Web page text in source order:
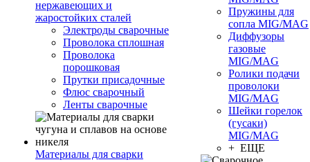
нержавеющих и
жаростойких сталей
Электроды сварочные
Проволока сплошная
Проволока
порошковая
Прутки присадочные
Флюс сварочный
Ленты сварочные
Материалы для сварки
Пружины для
сопла MIG/MAG
Диффузоры
газовые
MIG/MAG
Ролики подачи
проволоки
MIG/MAG
Шейки горелок
(гусаки)
MIG/MAG
+ ЕЩЕ